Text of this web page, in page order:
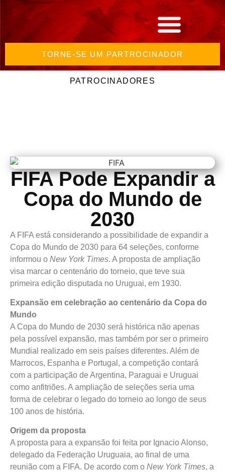
TORNE-SE UM PARTROCINADOR
PATROCINADORES
FIFA Pode Expandir a
Copa do Mundo de
2030
A FIFA está considerando a possibilidade de expandir a
Copa do Mundo de 2030 para 64 seleções, conforme
informou o New York Times. A proposta de ampliação
visa marcar o centenário do torneio, que teve sua
primeira edição disputada no Uruguai, em 1930.
Expansão em celebração ao centenário da Copa do
Mundo
A Copa do Mundo de 2030 será histórica não apenas
pela possível expansão, mas também por ser o primeiro
Mundial realizado em seis países diferentes. Além de
Marrocos, Espanha e Portugal, a competição contará
com a participação de Argentina, Paraguai e Uruguai
como anfitriões. A ampliação de seleções seria uma
forma de celebrar o legado do torneio ao longo de seus
100 anos de história.
Origem da proposta
A proposta para a expansão foi feita por Ignacio Alonso,
delegado da Federação Uruguaia, ao final de uma
reunião com a FIFA. De acordo com o New York Times, a